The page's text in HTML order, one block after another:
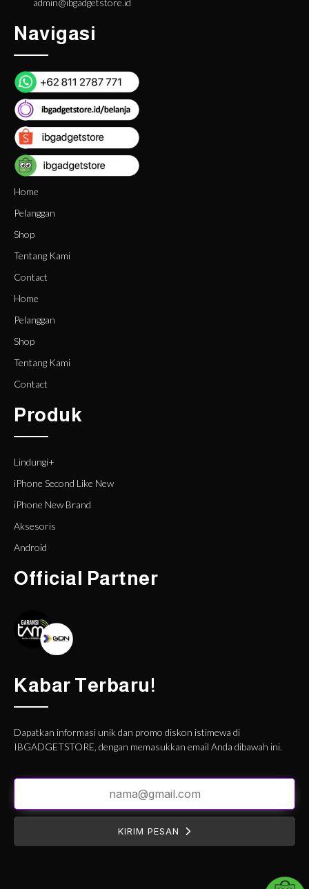
admin@ibgadgetstore.id
Navigasi
Home
Pelanggan
Shop
Tentang Kami
Contact
Home
Pelanggan
Shop
Tentang Kami
Contact
Produk
Lindungi+
iPhone Second Like New
iPhone New Brand
Aksesoris
Android
Official Partner
Kabar Terbaru!
Dapatkan informasi unik dan promo diskon istimewa di
IBGADGETSTORE, dengan memasukkan email Anda dibawah ini.
KIRIM PESAN